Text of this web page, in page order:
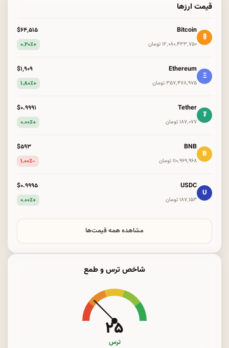
قیمت ارزها
₿
Bitcoin
۱۲٬۰۸۰٬۴۳۳٬۷۵۰ تومان
$۶۴٬۵۱۵
+۰.۲۰٪
Ξ
Ethereum
۳۵۷٬۴۷۸٬۹۷۵ تومان
$۱٬۹۰۹
+۱.۸۰٪
₮
Tether
۱۸۷٬۰۷۷ تومان
$۰.۹۹۹۱
+۰.۰۰٪
B
BNB
۱۱۰٬۹۶۹٬۹۶۸ تومان
$۵۹۳
-۱.۰۰٪
U
USDC
۱۸۷٬۱۵۳ تومان
$۰.۹۹۹۵
+۰.۰۰٪
مشاهده همه قیمت‌ها
شاخص ترس و طمع
۲۵
ترس